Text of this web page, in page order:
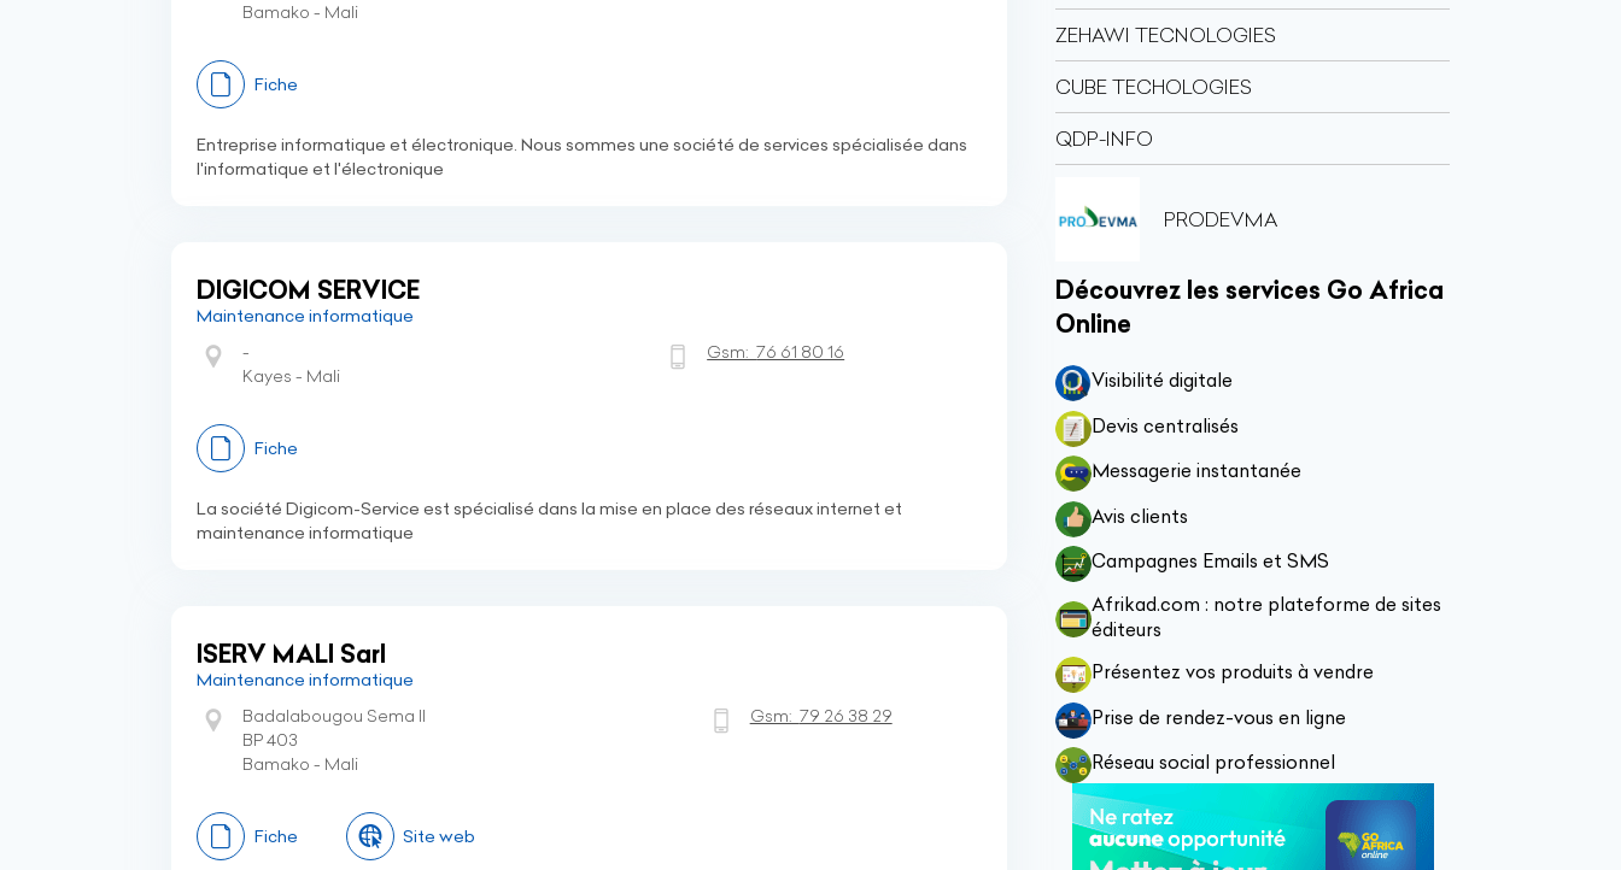
Bamako - Mali
Fiche
Entreprise informatique et électronique. Nous sommes une société de services spécialisée dans
l'informatique et l'électronique
DIGICOM SERVICE
Maintenance informatique
-
Kayes - Mali
Gsm:76 61 80 16
Fiche
La société Digicom-Service est spécialisé dans la mise en place des réseaux internet et
maintenance informatique
ISERV MALI Sarl
Maintenance informatique
Badalabougou Sema II
BP 403
Bamako - Mali
Gsm: 79 26 38 29
Fiche Site web
ZEHAWI TECNOLOGIES
CUBE TECHOLOGIES
QDP-INFO
PRODEVMA
Découvrez les services Go Africa
Online
Visibilité digitale
Devis centralisés
Messagerie instantanée
Avis clients
Campagnes Emails et SMS
Afrikad.com : notre plateforme de sites
éditeurs
Présentez vos produits à vendre
Prise de rendez-vous en ligne
Réseau social professionnel